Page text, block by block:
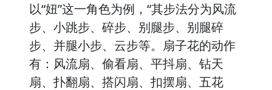
以“妞”这一角色为例，“其步法分为风流
步、小跳步、碎步、别腿步、别腿碎
步、并腿小步、云步等。扇子花的动作
有：风流扇、偷看扇、平抖扇、钻天
扇、扑翻扇、搭闪扇、扣摆扇、五花